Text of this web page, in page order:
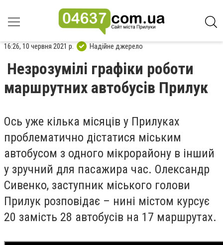
16:26, 10 червня 2021 р. Надійне джерело
Незрозумілі графіки роботи
маршрутних автобусів Прилук
Ось уже кілька місяців у Прилуках
проблематично дістатися міським
автобусом з одного мікрорайону в інший
у зручний для пасажира час. Олександр
Сивенко, заступник міського голови
Прилук розповідає – нині містом курсує
20 замість 28 автобусів на 17 маршрутах.